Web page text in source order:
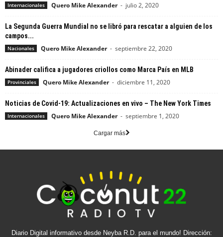
Internacionales Quero Mike Alexander - julio 2, 2020
La Segunda Guerra Mundial no se libró para rescatar a alguien de los
campos...
Nacionales Quero Mike Alexander - septiembre 22, 2020
Abinader califica a jugadores criollos como Marca País en MLB
Provinciales Quero Mike Alexander - diciembre 11, 2020
Noticias de Covid-19: Actualizaciones en vivo – The New York Times
Internacionales Quero Mike Alexander - septiembre 1, 2020
Cargar más
Diario Digital informativo desde Neyba R.D. para el mundo! Dirección: